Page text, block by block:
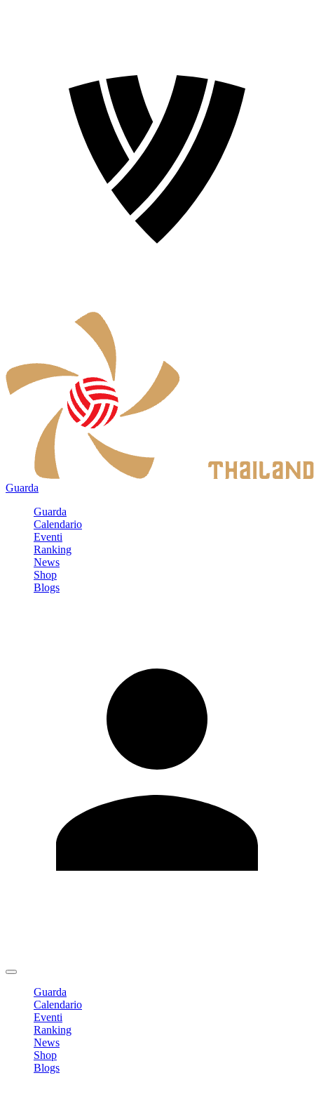
Guarda
Guarda
Calendario
Eventi
Ranking
News
Shop
Blogs
Guarda
Calendario
Eventi
Ranking
News
Shop
Blogs